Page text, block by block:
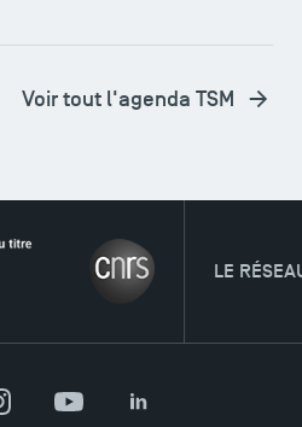
Voir tout l'agenda TSM
LE RÉSEAU
YouTubeLinkedIn